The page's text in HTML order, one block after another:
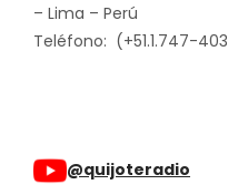
– Lima – Perú
Teléfono: (+51.1.747-
@quijoteradio